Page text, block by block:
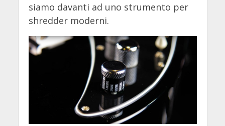
siamo davanti ad uno strumento per
shredder moderni.